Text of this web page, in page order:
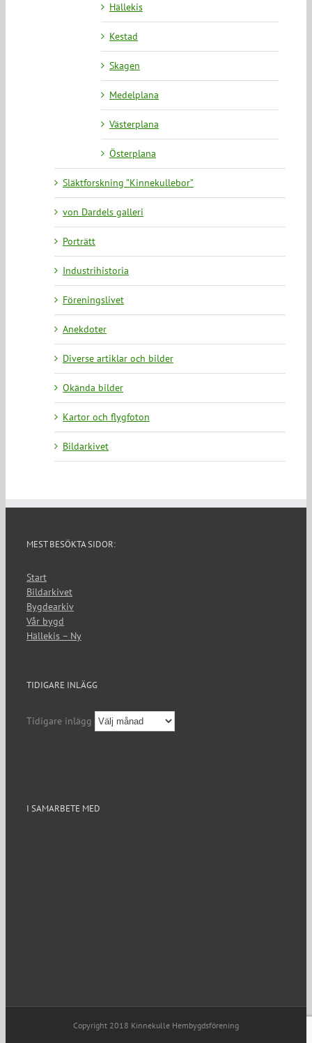
Hällekis
Kestad
Skagen
Medelplana
Västerplana
Österplana
Släktforskning ”Kinnekullebor”
von Dardels galleri
Porträtt
Industrihistoria
Föreningslivet
Anekdoter
Diverse artiklar och bilder
Okända bilder
Kartor och flygfoton
Bildarkivet
MEST BESÖKTA SIDOR:
Start
Bildarkivet
Bygdearkiv
Vår bygd
Hällekis – Ny
TIDIGARE INLÄGG
Tidigare inlägg
I SAMARBETE MED
Copyright 2018 Kinnekulle Hembygdsförening